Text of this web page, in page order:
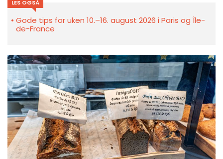
LES OGSÅ
Gode tips for uken 10.–16. august 2026 i Paris og Île-
de-France